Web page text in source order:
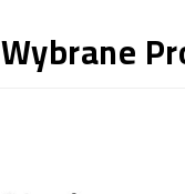
Wybrane